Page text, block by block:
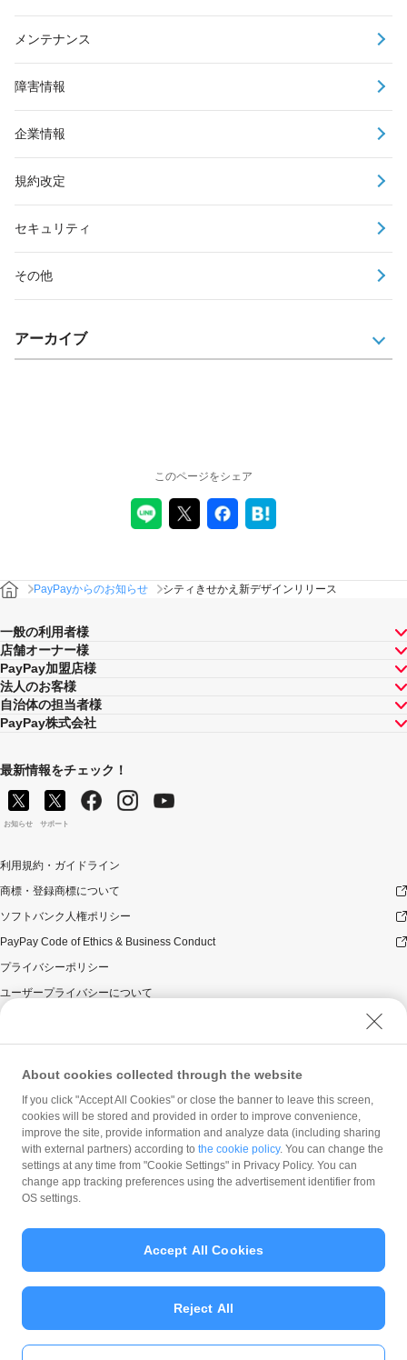
メンテナンス
障害情報
企業情報
規約改定
セキュリティ
その他
アーカイブ
このページをシェア
PayPayからのお知らせ シティきせかえ新デザインリリース
一般の利用者様
店舗オーナー様
PayPay加盟店様
法人のお客様
自治体の担当者様
PayPay株式会社
最新情報をチェック！
お知らせ サポート
利用規約・ガイドライン
商標・登録商標について
ソフトバンク人権ポリシー
PayPay Code of Ethics & Business Conduct
プライバシーポリシー
ユーザープライバシーについて
ウェブサイト利用規約
反社会的勢力に対する方針
勧誘方針
マネロン等基本方針
カスタマーハラスメントに関する当社の考え方
© PayPay Corporation
About cookies collected through the website
If you click "Accept All Cookies" or close the banner to leave this screen,
cookies will be stored and provided in order to improve convenience,
improve the site, provide information and analyze data (including sharing
with external partners) according to the cookie policy. You can change the
settings at any time from "Cookie Settings" in Privacy Policy. You can
change app tracking preferences using the advertisement identifier from
OS settings.
Reject All
Accept All Cookies